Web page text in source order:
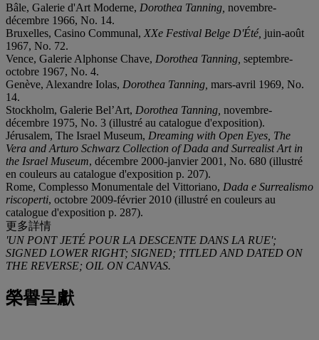
Bâle, Galerie d'Art Moderne, Dorothea Tanning, novembre-
décembre 1966, No. 14.
Bruxelles, Casino Communal, XXe Festival Belge D'Été, juin-août
1967, No. 72.
Vence, Galerie Alphonse Chave, Dorothea Tanning, septembre-
octobre 1967, No. 4.
Genève, Alexandre Iolas, Dorothea Tanning, mars-avril 1969, No.
14.
Stockholm, Galerie Bel’Art, Dorothea Tanning, novembre-
décembre 1975, No. 3 (illustré au catalogue d'exposition).
Jérusalem, The Israel Museum, Dreaming with Open Eyes, The
Vera and Arturo Schwarz Collection of Dada and Surrealist Art in
the Israel Museum, décembre 2000-janvier 2001, No. 680 (illustré
en couleurs au catalogue d'exposition p. 207).
Rome, Complesso Monumentale del Vittoriano, Dada e Surrealismo
riscoperti, octobre 2009-février 2010 (illustré en couleurs au
catalogue d'exposition p. 287).
更多詳情
'UN PONT JETÉ POUR LA DESCENTE DANS LA RUE';
SIGNED LOWER RIGHT; SIGNED; TITLED AND DATED ON
THE REVERSE; OIL ON CANVAS.
榮譽呈獻